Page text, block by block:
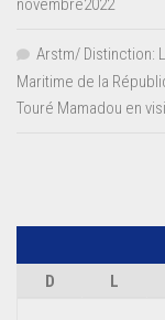
novembre2022
Arstm/ Distinction:
Maritime de la
Touré Mamadou en
D
L